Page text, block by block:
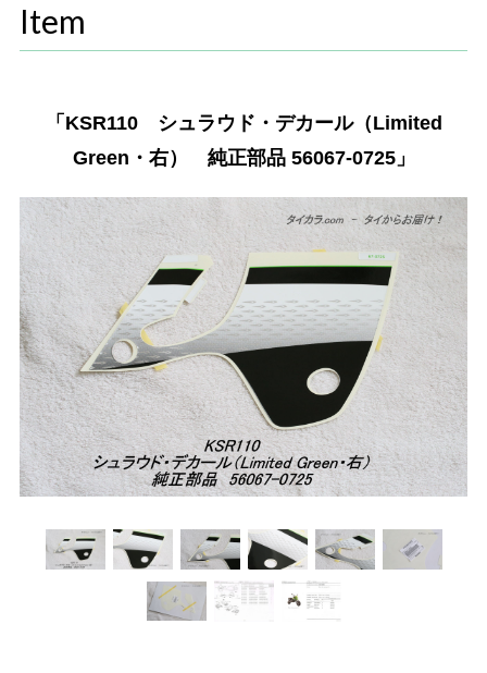
Item
「KSR110 シュラウド・デカール（Limited
Green・右） 純正部品 56067-0725」